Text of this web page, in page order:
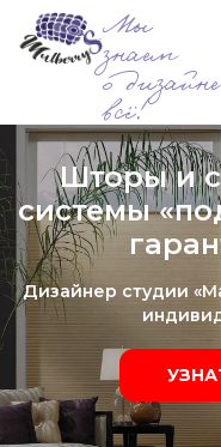
Мы
знаем
о дизайне
всё!
Шторы и
системы
Дизайнер студии